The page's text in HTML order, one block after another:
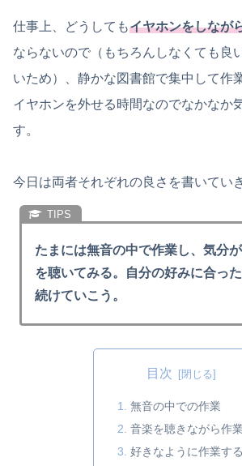
仕事上、どうしてもイヤホンをしなが
ならないので（もちろんしなくても良
いため）、静かな図書館で集中して作
イヤホンを外せる時間なのでなかなか
す。
今日は両者それぞれの良さを書いてい
たまには無音の中で作業し、気分
を聴いてみる。自分の好みに合っ
続けていこう。
目次
無音の中での作業
音楽を聴きながら作業
好きなように作業する